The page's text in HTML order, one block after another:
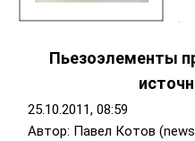
Пьезоэлементы
25.10.2011, 08:59
Автор: Павел Котов